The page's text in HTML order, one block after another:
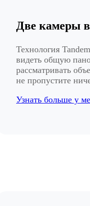
Две камеры
Технология
видеть общую
рассматривать
не пропустите
Узнать больше у